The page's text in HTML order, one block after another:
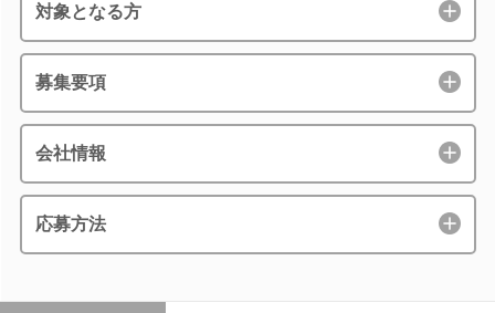
対象となる方
募集要項
会社情報
応募方法